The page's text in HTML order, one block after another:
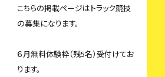
こちらの掲載ページはトラック競技
の募集になります。
６月無料体験枠（残5名）受付けてお
ります。